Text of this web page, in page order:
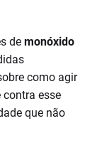
demonóxido
como agir
contra esse
que não